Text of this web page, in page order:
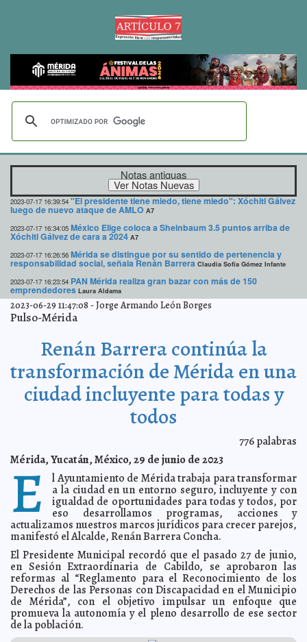
Notas antiguas
2023-07-17 16:39:54 "El presidente tiene miedo, tiene miedo": Xóchitl Gálvez
luego de nuevo ataque de AMLO A7
2023-07-17 16:34:05 México Elige coloca a Sheinbaum 3.5 puntos arriba de
Xóchitl Gálvez de cara a 2024 A7
2023-07-17 16:26:56 Mérida se distingue por su sentido de pertenencia y
responsabilidad social, señala Renán Barrera Claudia Sofía Gómez Infante
2023-07-17 16:23:54 PAN Mérida realiza gran bazar con más de 150
emprendedores Laura Aldama
2023-07-14 11:38:21 Suman esfuerzos para erradicar el Ciberacoso sexual
en menores de edad
cuidar a las familias Javier W. López Madera
2023-07-14 08:17:17 Premian proyecto de Yucatán en el “Primer Concurso
Nacional de Emprendimiento con Dimensión Social” A7
2023-07-14 08:03:23 Xóchitl Gálvez plantea reducir 50% de viajes en coche
en la ciudad impulsando uso de bicis A7
Recorre el Gobernador Mauricio Vila Dosal el primer
Carmen Alicia Briceño Sánchez
Aprueban designaciones en el IEPAC, y cédula de
entrevista para utilizar en el proceso de integración de Consejos
Electorales Kamila López
2023-07-14 07:43:39 Revés a AMLO: INE avala medidas cautelares tras
denuncia de Xóchitl Gálvez A7
2023-07-12 10:49:30 En vigencia las reformas al Reglamento para el
Reconocimiento de los Derechos de las Personas con Discapacidad
de Mérida A7
2023-07-12 10:42:09 Denuncia IMSS a empresa encargada de
mantenimiento de elevador donde murió niña en hospital de Playa del
Carmen A7
2023-07-11 20:26:10 Renán Barrera promueve el desarrollo económico de
las y los artesanos de Yucatán Laura Aldama
2023-07-11 20:21:39 Xóchitl Gálvez denuncia a AMLO por violencia política
en razón de género A7
2023-07-11 20:11:15 Cada vez más trabajadores confían en Infonavit:
Rogerio Castro Jorge Armando León Borges
2023-06-29 11:47:08 -Jorge Armando León Borges
Pulso-Mérida
Renán Barrera continúa la
transformación de Mérida en una
ciudad incluyente para todas y
todos
776palabras
Mérida, Yucatán, México, 29 de junio de 2023
E l Ayuntamiento de Mérida trabaja para transformar
a la ciudad en un entorno seguro, incluyente y con
igualdad de oportunidades para todas y todos, por
eso desarrollamos programas, acciones y
actualizamos nuestros marcos jurídicos para crecer parejos,
manifestó el Alcalde, Renán Barrera Concha.
El Presidente Municipal recordó que el pasado 27 de junio,
en Sesión Extraordinaria de Cabildo, se aprobaron las
reformas al “Reglamento para el Reconocimiento de los
Derechos de las Personas con Discapacidad en el Municipio
de Mérida”, con el objetivo impulsar un enfoque que
promueva la autonomía y el pleno desarrollo de ese sector
de la población.